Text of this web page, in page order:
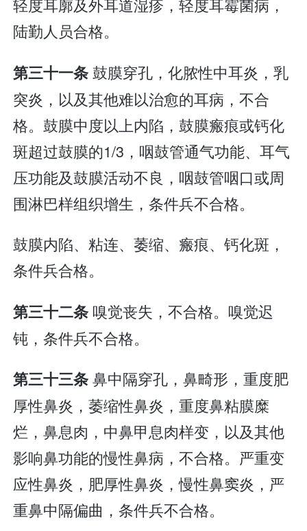
轻度耳廓及外耳道湿疹，轻度耳霉菌病，
陆勤人员合格。
第三十一条鼓膜穿孔，化脓性中耳炎，乳
突炎，以及其他难以治愈的耳病，不合
格。鼓膜中度以上内陷，鼓膜瘢痕或钙化
斑超过鼓膜的1/3，咽鼓管通气功能、耳气
压功能及鼓膜活动不良，咽鼓管咽口或周
围淋巴样组织增生，条件兵不合格。
鼓膜内陷、粘连、萎缩、瘢痕、钙化斑，
条件兵合格。
第三十二条 嗅觉丧失，不合格。嗅觉迟
钝，条件兵不合格。
第三十三条鼻中隔穿孔，鼻畸形，重度肥
厚性鼻炎，萎缩性鼻炎，重度鼻粘膜糜
烂，鼻息肉，中鼻甲息肉样变，以及其他
影响鼻功能的慢性鼻病，不合格。严重变
应性鼻炎，肥厚性鼻炎，慢性鼻窦炎，严
重鼻中隔偏曲，条件兵不合格。